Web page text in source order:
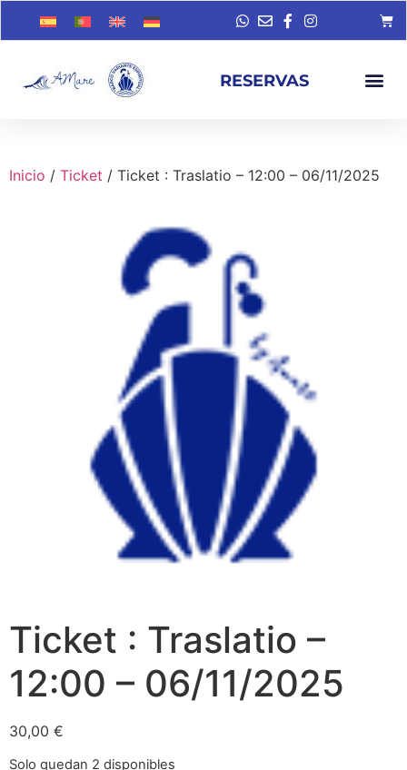
RESERVAS
Inicio / Ticket / Ticket : Traslatio – 12:00 – 06/11/2025
Ticket : Traslatio –
12:00 – 06/11/2025
30,00 €
Solo quedan 2 disponibles